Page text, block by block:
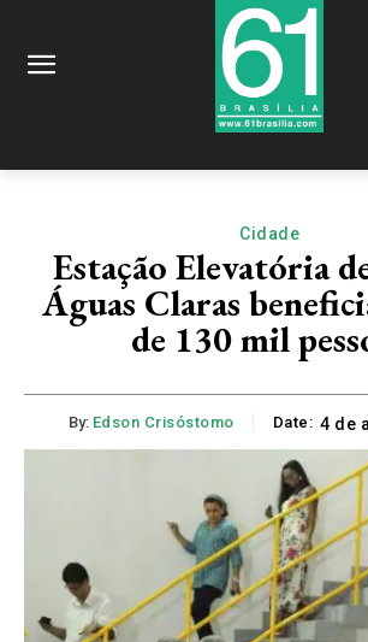
Cidade
Estação Elevatória
Águas Claras
de 130 mil
By: Edson Crisóstomo Date: 4 de